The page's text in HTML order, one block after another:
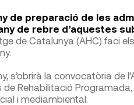
de preparació de les
de rebre d’aquestes
de Catalunya (AHC) faci
s’obrirà la convocatòria de
de Rehabilitació
i mediambiental.